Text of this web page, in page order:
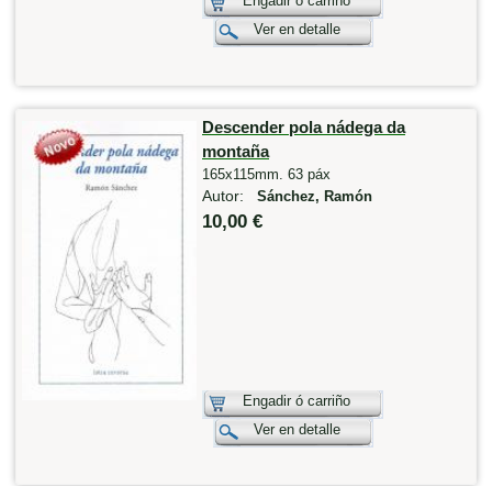
Ver en detalle
Descender pola nádega da
montaña
165x115mm. 63 páx
Autor: Sánchez, Ramón
10,00 €
Engadir ó carriño
Ver en detalle